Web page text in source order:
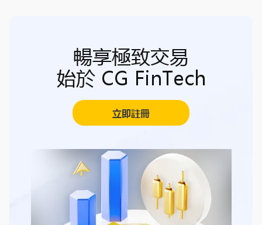
暢享極致交易
始於 CG FinTech
立即註冊